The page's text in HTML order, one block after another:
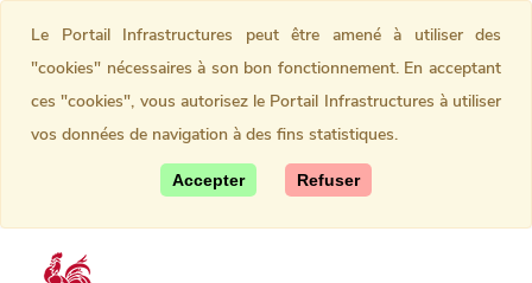
Le Portail Infrastructures peut être amené à utiliser des
"cookies" nécessaires à son bon fonctionnement. En acceptant
ces "cookies", vous autorisez le Portail Infrastructures à utiliser
vos données de navigation à des fins statistiques.
Accepter Refuser